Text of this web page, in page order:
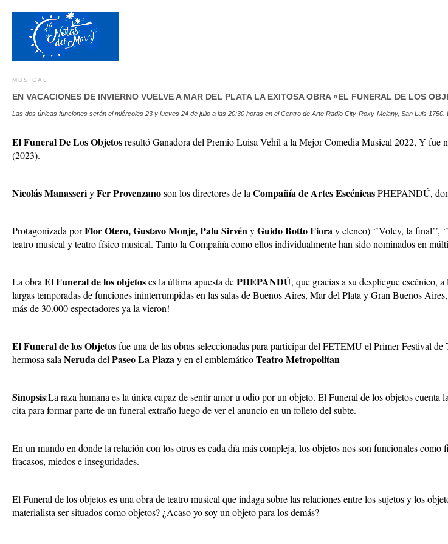
MUSICAL
EN VACACIONES DE INVIERNO VUELVE A MAR DEL PLATA LA EXITOSA OBRA «EL FUNERAL DE LOS
Las dos únicas funciones serán el miércoles 23 y jueves 24 de julio a las 20:30 horas en el Centro de Arte Radio City-Roxy-Melany, San Luis 1750.
El Funeral De Los Objetosresultó Ganadora del Premio Luisa Vehil a la Mejor Comedia Musical 2022, Y
(2023).
Nicolás ManasseriyFer Provenzanoson los directores de la Compañía de Artes EscénicasPHEPANDÚ,
Protagonizada porFlor Otero, Gustavo Monje, Palu SirvényGuido Botto Fioray elenco) ‘’Voley, la final’’,
teatro musical y teatro físico musical. Tanto la Compañía como ellos individualmente han sido nominados en
La obra El Funeral de los objetoses la última apuesta dePHEPANDÚ, que gracias a su despliegue escénico,
largas temporadas de funciones ininterrumpidas en las salas de Buenos Aires, Mar del Plata y Gran Buenos
más de 30.000 espectadores ya la vieron!
El Funeral de los Objetosfue una de las obras seleccionadas para participar del FETEMU el Primer Festival
hermosa sala Nerudadel Paseo La Plazay en el emblemáticoTeatro Metropolitan
Sinopsis:La raza humana es la única capaz de sentir amor u odio por un objeto. El Funeral de los objetos cuenta
cita para formar parte de un funeral extraño luego de ver el anuncio en un folleto del subte.
En un mundo en donde la relación con los otros es cada día más compleja, los objetos nos son funcionales
fracasos, miedos e inseguridades.
El Funeral de los objetos es una obra de teatro musical que indaga sobre las relaciones entre los sujetos y los
materialista ser situados como objetos? ¿Acaso yo soy un objeto para los demás?